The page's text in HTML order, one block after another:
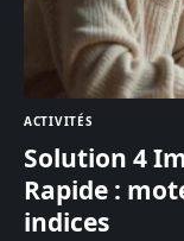
ACTIVITÉS
Solution 4
Rapide :
indices